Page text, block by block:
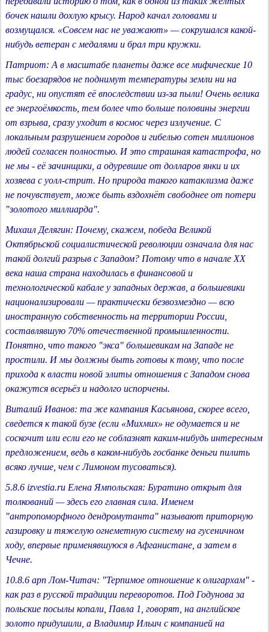
бочек нашли дохлую крысу. Народ качал головами и
возмущался. «Совсем нас не уважают» — сокрушался какой-
нибудь ветеран с медалями и брал три кружки.
Патриот: А в масштабе планеты даже все мифические 10
тыс боезарядов не поднимут температуры земли ни на
градус, ни опустят её впоследствии из-за пыли! Очень велика
ее энергоёмкость, тем более что больше половины энергии
от взрыва, сразу уходит в космос через излучение. С
локальным разрушением городов и гибелью сотен миллионов
людей согласен полностью. И это страшная катастрофа, но
не мы - её зачинщики, а одуревшие от долларов янки и их
хозяева с уолл-стрит. Но природа такого катаклизма даже
не почувствует, може быть вздохнёт свободнее от потери
"золотого миллиарда".
Михаил Делягин: Почему, скажем, победа Великой
Октябрьской социалистической революции означала для нас
такой долгий разрыв с Западом? Потому что в начале ХХ
века наша страна находилась в финансовой и
технологической кабале у западных держав, а большевики
национализировали — практически безвозмездно — всю
иностранную собственность на территории России,
составлявшую 70% отечественной промышленности.
Понятно, что такого "экса" большевикам на Западе не
простили. И мы должны быть готовы к тому, что после
прихода к власти новой элиты отношения с Западом снова
окажутся всерьёз и надолго испорчены.
Виталий Иванов: та же кампания Касьянова, скорее всего,
сведется к такой бузе (если «Михмих» не одумается и не
соскочит или если его не соблазнят каким-нибудь интересным
предложением, ведь в каком-нибудь госбанке деньги пилить
всяко лучше, чем с Лимоном тусоваться).
5.8.6 izvestia.ru Елена Ямпольская: Буратино открыт для
толкований — здесь его главная сила. Именем
"антропоморфного дендромутанта" называют приторную
газировку и тяжелую огнеметную систему на гусеничном
ходу, впервые применявшуюся в Афганистане, а затем в
Чечне.
10.8.6 apn Лом-Читач: "Терпимое отношение к олигархам" -
как раз в русской традиции переворотов. Под Годунова за
польские посылы копали, Павла 1, говорят, на английское
золото придушили, а Владимир Ильич с компанией на